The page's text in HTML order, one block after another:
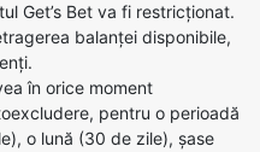
Get’s Bet va fi restricționat.
balanței disponibile,
în orice moment
pentru o perioadă
o lună (30 de zile), șase